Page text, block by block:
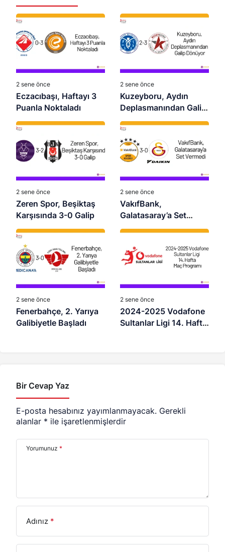
2 sene önce
Eczacıbaşı, Haftayı 3
Puanla Noktaladı
2 sene önce
Kuzeyboru, Aydın
Deplasmanından Galip
Dönüyor
2 sene önce
Zeren Spor, Beşiktaş
Karşısında 3-0 Galip
2 sene önce
VakıfBank,
Galatasaray’a Set
Vermedi
2 sene önce
Fenerbahçe, 2. Yarıya
Galibiyetle Başladı
2 sene önce
2024-2025 Vodafone
Sultanlar Ligi 14. Hafta
Bir Cevap Yaz
E-posta hesabınız yayımlanmayacak. Gerekli
alanlar * ile işaretlenmişlerdir
Yorumunuz *
Adınız *